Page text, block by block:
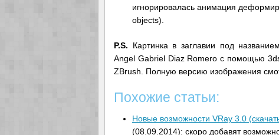
игнорировалась анимация
objects).
P.S. Картинка в заглавии под
Angel Gabriel Diaz Romero с помощью
ZBrush. Полную версию изображения
Похожие статьи:
Новые возможности VRay 3.0
(08.09.2014): скоро добавят